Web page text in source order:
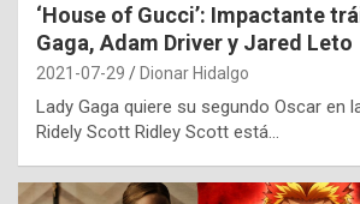
‘House of Gucci’: Impactante
Gaga, Adam Driver y Jared Leto
2021-07-29 Dionar Hidalgo
Lady Gaga quiere su segundo Oscar en
Ridely Scott Ridley Scott está…